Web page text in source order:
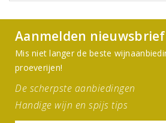
Aanmelden nieuwsbrief
Mis niet langer de beste
proeverijen!
De scherpste aanbiedingen
Handige wijn en spijs tips